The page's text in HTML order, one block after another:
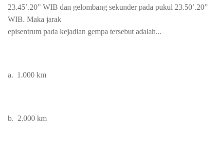
23.45’.20” WIB dan gelombang sekunder pada pukul 23.50’.20”
WIB. Maka jarak
episentrum pada kejadian gempa tersebut adalah...
a. 1.000 km
b. 2.000 km